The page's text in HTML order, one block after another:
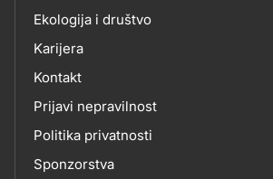
Ekologija i društvo
Karijera
Kontakt
Prijavi nepravilnost
Politika privatnosti
Sponzorstva